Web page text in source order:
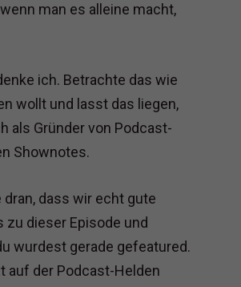
man es alleine macht,
ich. Betrachte das wie
wollt und lasst das liegen,
als Gründer von Podcast-
Shownotes.
dass wir echt gute
dieser Episode und
wurdest gerade gefeatured.
auf der Podcast-Helden